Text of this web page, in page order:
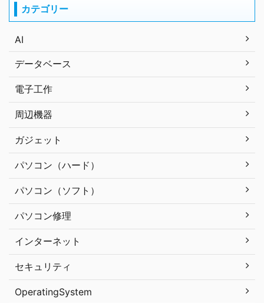
カテゴリー
AI
データベース
電子工作
周辺機器
ガジェット
パソコン（ハード）
パソコン（ソフト）
パソコン修理
インターネット
セキュリティ
OperatingSystem